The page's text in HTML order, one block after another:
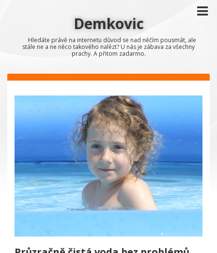
Demkovic
Hledáte právě na internetu důvod se nad něčím pousmát, ale
stále ne a ne něco takového nalézt? U nás je zábava za všechny
prachy. A přitom zadarmo.